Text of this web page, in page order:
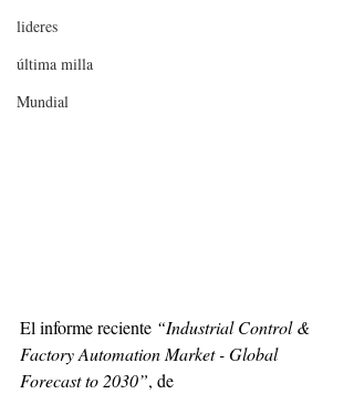
lideres
última milla
Mundial
El informe reciente “Industrial Control &
Factory Automation Market - Global
Forecast to 2030”, de